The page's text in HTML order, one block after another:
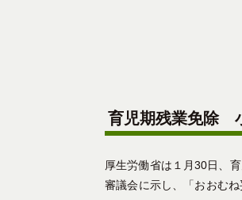
育児期残業免除
厚生労働省は１月30日、
審議会に示し、「おおむ